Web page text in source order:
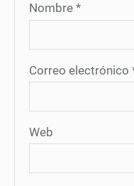
Nombre *
Correo electrónico
Web